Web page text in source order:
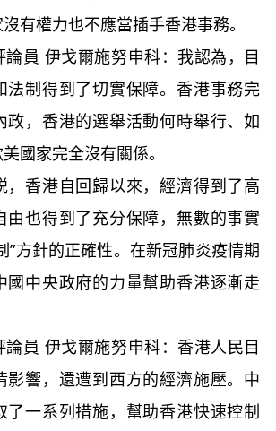
有權力也不應當插手香港事務。
員 伊戈爾施努申科：我認為，目
法制得到了切實保障。香港事務完
政，香港的選舉活動何時舉行、如
國家完全沒有關係。
香港自回歸以來，經濟得到了高
由也得到了充分保障，無數的事實
”方針的正確性。在新冠肺炎疫情期
國中央政府的力量幫助香港逐漸走
員 伊戈爾施努申科：香港人民目
影響，還遭到西方的經濟施壓。中
了一系列措施，幫助香港快速控制